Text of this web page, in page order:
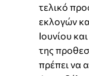
τελικό
εκλογών
Ιουνίου
της
πρέπει να